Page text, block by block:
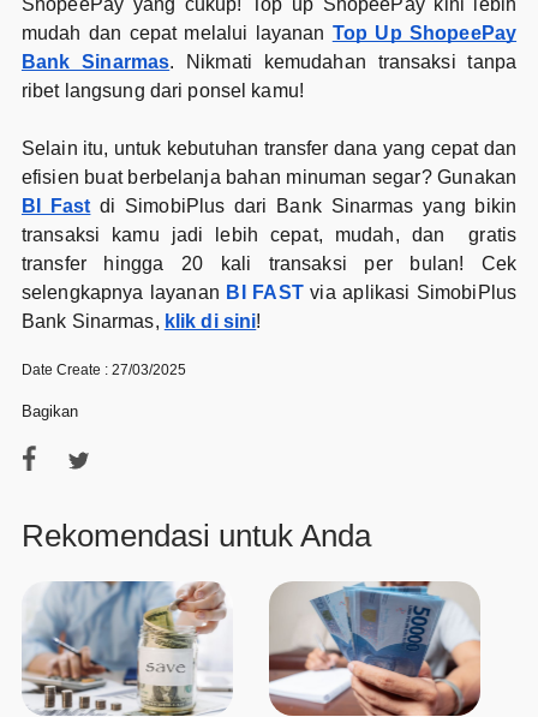
mudah dan cepat melalui layanan Top Up ShopeePay
Bank Sinarmas. Nikmati kemudahan transaksi tanpa
ribet langsung dari ponsel kamu!
Selain itu, untuk kebutuhan transfer dana yang cepat dan
efisien buat berbelanja bahan minuman segar? Gunakan
BI Fast di SimobiPlus dari Bank Sinarmas yang bikin
transaksi kamu jadi lebih cepat, mudah, dan gratis
transfer hingga 20 kali transaksi per bulan! Cek
selengkapnya layanan BI FASTvia aplikasi SimobiPlus
Bank Sinarmas, klik di sini!
Date Create : 27/03/2025
Bagikan
Rekomendasi untuk Anda